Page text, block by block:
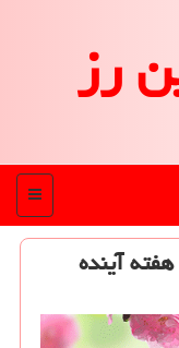
رز
منو
آینده